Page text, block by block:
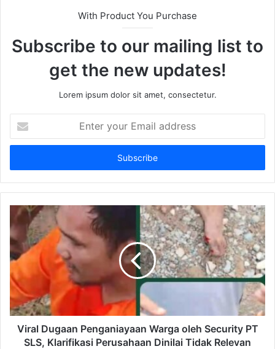
With Product You Purchase
Subscribe to our mailing list to
get the new updates!
Lorem ipsum dolor sit amet, consectetur.
your
Email
Viral Dugaan Penganiayaan Warga oleh Security PT
SLS, Klarifikasi Perusahaan Dinilai Tidak Relevan